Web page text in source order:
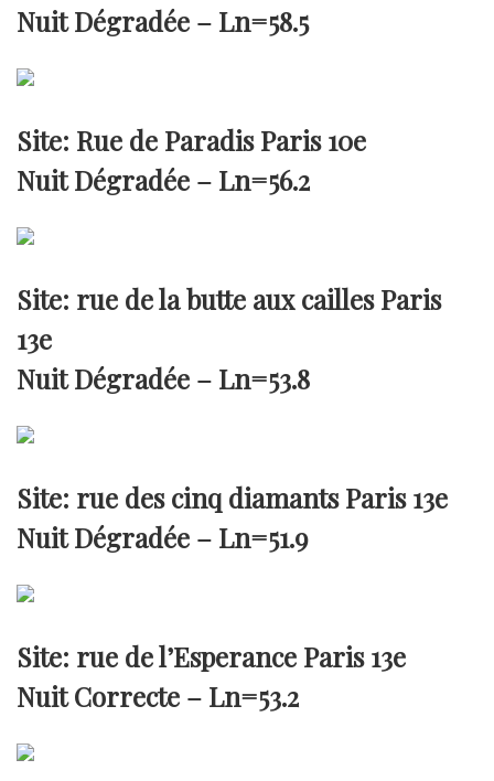
Nuit Dégradée – Ln=58.5
Site: Rue de Paradis Paris 10e
Nuit Dégradée – Ln=56.2
Site: rue de la butte aux cailles Paris
13e
Nuit Dégradée – Ln=53.8
Site: rue des cinq diamants Paris 13e
Nuit Dégradée – Ln=51.9
Site: rue de l’Esperance Paris 13e
Nuit Correcte – Ln=53.2